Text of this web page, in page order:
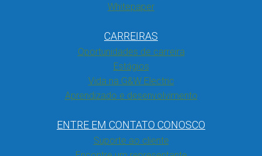
Whitepaper
CARREIRAS
Oportunidades de carreira
Estágios
Vida na G&W Electric
Aprendizado e desenvolvimento
ENTRE EM CONTATO CONOSCO
Suporte ao cliente